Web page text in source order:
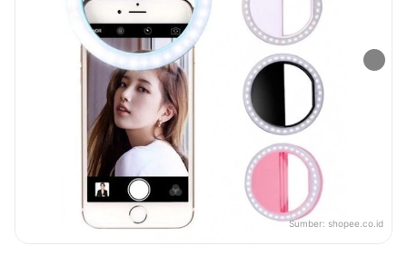
Sumber: shopee.co.id